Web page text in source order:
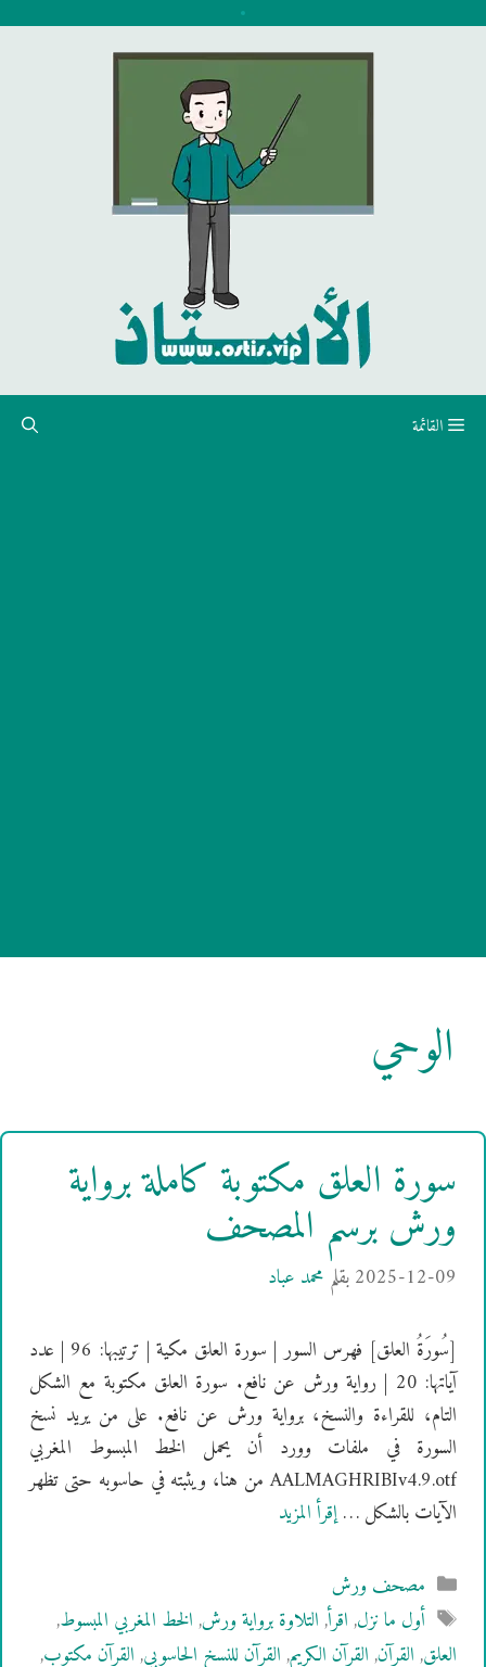
القائمة
الوحي
سورة العلق مكتوبة كاملة برواية
ورش برسم المصحف
2025-12-09بقلم محمد عباد
[سُورَةُ العلق] فهرس السور | سورة العلق مكية | ترتيبها: 96 | عدد
آياتها: 20 | رواية ورش عن نافع. سورة العلق مكتوبة مع الشكل
التام، للقراءة والنسخ، برواية ورش عن نافع. على من يريد نسخ
السورة في ملفات وورد أن يحمل الخط المبسوط المغربي
AALMAGHRIBIv4.9.otf من هنا، ويثبته في حاسوبه حتى تظهر
الآيات بالشكل …إقرأ المزيد
التصنيفات
مصحف ورش
الوسوم
أول ما نزل,اقرأ,التلاوة برواية ورش,الخط المغربي المبسوط,
العلق,القرآن,القرآن الكريم,القرآن للنسخ الحاسوبي,القرآن مكتوب,